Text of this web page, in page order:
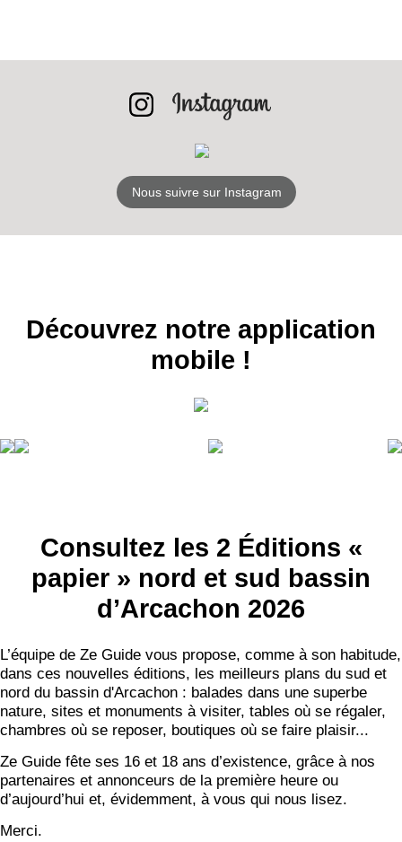
LES
BONS PLANS
NEWSLETTER
Nous suivre sur Instagram
Découvrez notre application
mobile !
Consultez les 2 Éditions «
papier » nord et sud bassin
d’Arcachon 2026
L’équipe de Ze Guide vous propose, comme à son habitude,
dans ces nouvelles éditions, les meilleurs plans du sud et
nord du bassin d'Arcachon : balades dans une superbe
nature, sites et monuments à visiter, tables où se régaler,
chambres où se reposer, boutiques où se faire plaisir...
Ze Guide fête ses 16 et 18 ans d’existence, grâce à nos
partenaires et annonceurs de la première heure ou
d’aujourd’hui et, évidemment, à vous qui nous lisez.
Merci.